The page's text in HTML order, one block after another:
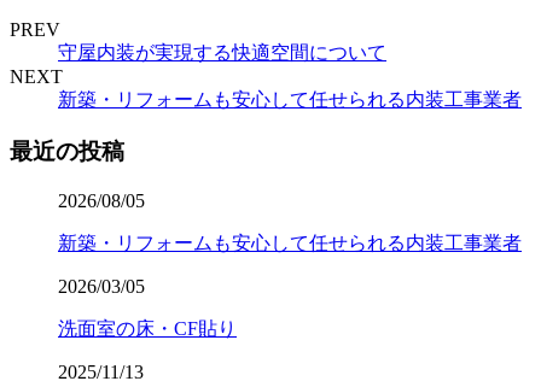
PREV
守屋内装が実現する快適空間について
NEXT
新築・リフォームも安心して任せられる内装工事業者
最近の投稿
2026/08/05
新築・リフォームも安心して任せられる内装工事業者
2026/03/05
洗面室の床・CF貼り
2025/11/13